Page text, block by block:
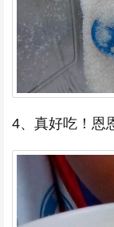
4、真好吃！恩